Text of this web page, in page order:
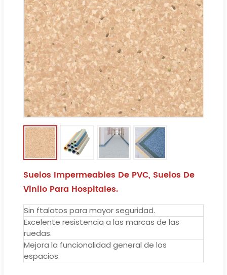
Suelos Impermeables De PVC, Suelos De
Vinilo Para Hospitales.
Sin ftalatos para mayor seguridad.
Excelente resistencia a las marcas de las
ruedas.
Mejora la funcionalidad general de los
espacios.